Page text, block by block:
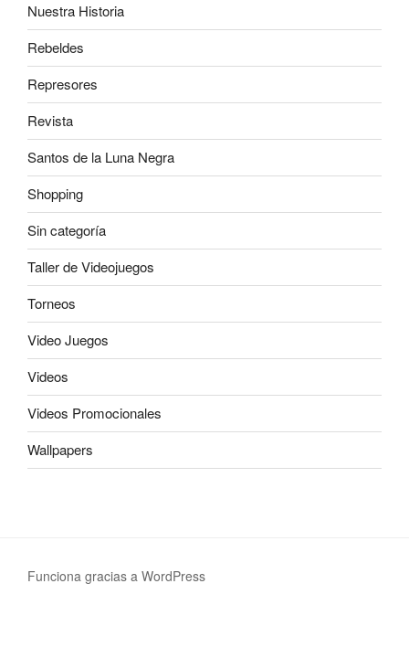
Nuestra Historia
Rebeldes
Represores
Revista
Santos de la Luna Negra
Shopping
Sin categoría
Taller de Videojuegos
Torneos
Video Juegos
Videos
Videos Promocionales
Wallpapers
Funciona gracias a WordPress